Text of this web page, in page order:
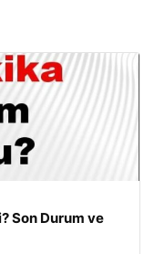
Son Durum ve